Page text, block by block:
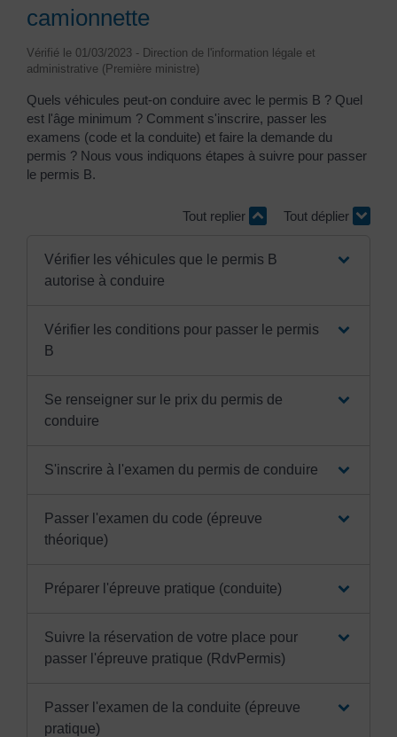
camionnette
Vérifié le 01/03/2023 - Direction de l'information légale et
administrative (Première ministre)
Quels véhicules peut-on conduire avec le permis B ? Quel
est l'âge minimum ? Comment s'inscrire, passer les
examens (code et la conduite) et faire la demande du
permis ? Nous vous indiquons étapes à suivre pour passer
le permis B.
Tout replier Tout déplier
Vérifier les véhicules que le permis B
autorise à conduire
Vérifier les conditions pour passer le permis
B
Se renseigner sur le prix du permis de
conduire
S'inscrire à l'examen du permis de conduire
Passer l'examen du code (épreuve
théorique)
Préparer l'épreuve pratique (conduite)
Suivre la réservation de votre place pour
passer l'épreuve pratique (RdvPermis)
Passer l'examen de la conduite (épreuve
pratique)